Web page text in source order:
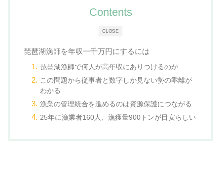
CLOSE
Contents
琵琶湖漁師を年収一千万円にするには
琵琶湖漁師で何人が高年収にありつけるのか
この問題から従事者と数字しか見ない勢の乖離が
わかる
漁業の管理統合を進めるのは資源保護につながる
25年に漁業者160人、漁獲量900トンが目安らしい